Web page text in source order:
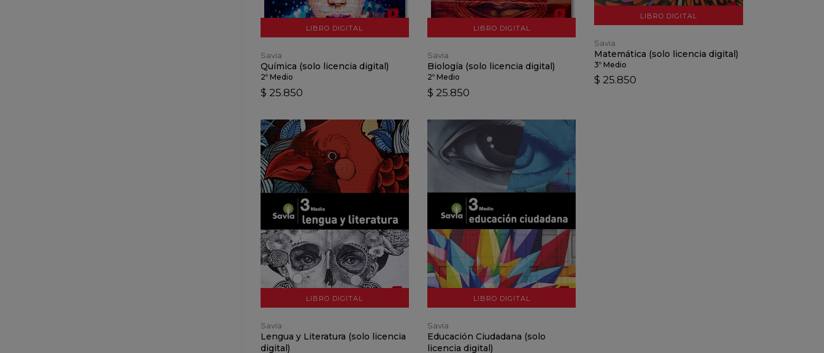
LIBRO DIGITAL
Savia
Química (solo licencia digital)
2º Medio
$ 25.850
LIBRO DIGITAL
Savia
Biología (solo licencia digital)
2º Medio
$ 25.850
LIBRO DIGITAL
Savia
Matemática (solo licencia digital)
3º Medio
$ 25.850
LIBRO DIGITAL
VER DETALLES
AÑADIR AL CARRO
Savia
Lengua y Literatura (solo licencia
digital)
LIBRO DIGITAL
VER DETALLES
AÑADIR AL CARRO
Savia
Educación Ciudadana (solo
licencia digital)